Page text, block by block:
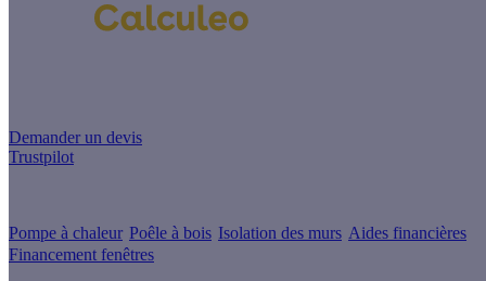
Demander un devis
Trustpilot
Pompe à chaleur Poêle à bois Isolation des murs Aides financières
Financement fenêtres